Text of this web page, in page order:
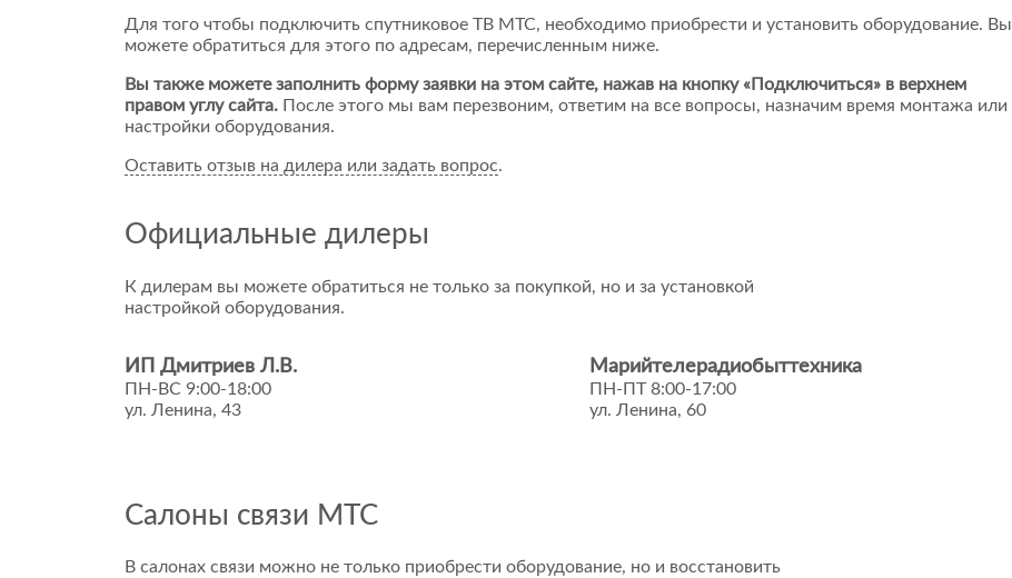
Для того чтобы подключить спутниковое ТВ МТС, необходимо приобрести и установить оборудование. Вы
можете обратиться для этого по адресам, перечисленным ниже.
Вы также можете заполнить форму заявки на этом сайте, нажав на кнопку «Подключиться» в верхнем
правом углу сайта. После этого мы вам перезвоним, ответим на все вопросы, назначим время монтажа или
настройки оборудования.
Оставить отзыв на дилера или задать вопрос.
Официальные дилеры
К дилерам вы можете обратиться не только за покупкой, но и за установкой
настройкой оборудования.
ИП Дмитриев Л.В.
ПН-ВС 9:00-18:00
ул. Ленина, 43
Марийтелерадиобыттехника
ПН-ПТ 8:00-17:00
ул. Ленина, 60
Салоны связи МТС
В салонах связи можно не только приобрести оборудование, но и восстановить